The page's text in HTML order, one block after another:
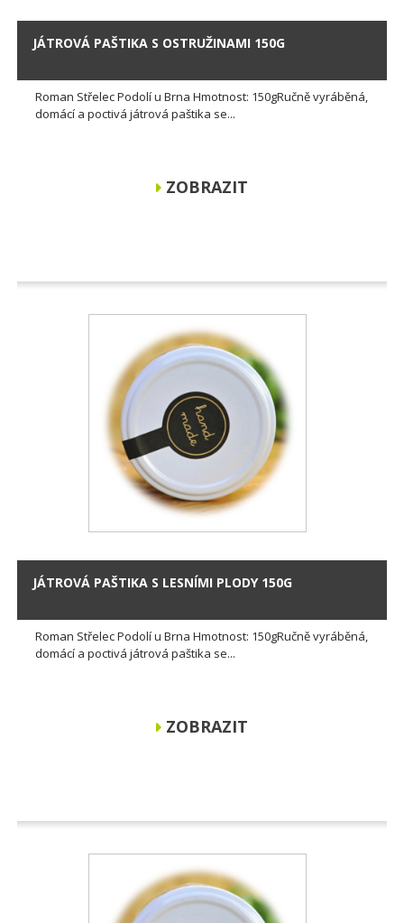
JÁTROVÁ PAŠTIKA S OSTRUŽINAMI 150G
Roman Střelec Podolí u Brna Hmotnost: 150gRučně vyráběná,
domácí a poctivá játrová paštika se...
ZOBRAZIT
JÁTROVÁ PAŠTIKA S LESNÍMI PLODY 150G
Roman Střelec Podolí u Brna Hmotnost: 150gRučně vyráběná,
domácí a poctivá játrová paštika se...
ZOBRAZIT